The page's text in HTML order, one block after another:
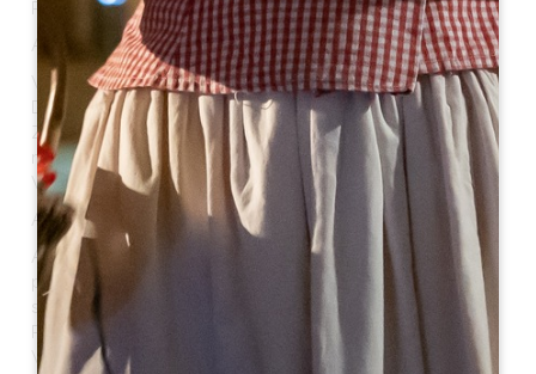
PROGRAMA PORMENORIZADO
Actividades gratuitas (das 10h00 às 19h00):
Visita autoguiada à quinta e às vinhas
Degustação de toda a nossa gama
Zona de relaxamento com jogos (petanca, ténis de
mesa, matraquilhos)
Vinhos vendidos a copo (5€) e a garrafa
Actividades por reserva:
Ateliers de loteamento (11h00 e 17h00): Crie o seu
próprio vinho de base com a Ana - 12 lugares por
sessão
Passeios motorizados: Descobrir a vinha de trator com
Valentin - Saídas de hora a hora, máximo 10 pessoas